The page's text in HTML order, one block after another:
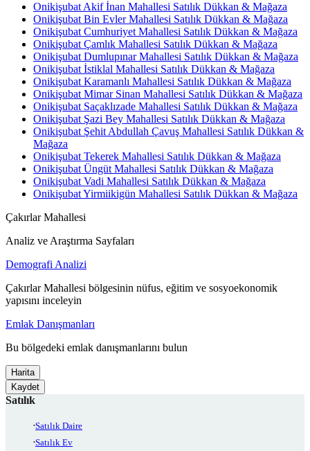
Onikişubat Akif İnan Mahallesi Satılık Dükkan & Mağaza
Onikişubat Bin Evler Mahallesi Satılık Dükkan & Mağaza
Onikişubat Cumhuriyet Mahallesi Satılık Dükkan & Mağaza
Onikişubat Çamlık Mahallesi Satılık Dükkan & Mağaza
Onikişubat Dumlupınar Mahallesi Satılık Dükkan & Mağaza
Onikişubat İstiklal Mahallesi Satılık Dükkan & Mağaza
Onikişubat Karamanlı Mahallesi Satılık Dükkan & Mağaza
Onikişubat Mimar Sinan Mahallesi Satılık Dükkan & Mağaza
Onikişubat Saçaklızade Mahallesi Satılık Dükkan & Mağaza
Onikişubat Şazi Bey Mahallesi Satılık Dükkan & Mağaza
Onikişubat Şehit Abdullah Çavuş Mahallesi Satılık Dükkan &
Mağaza
Onikişubat Tekerek Mahallesi Satılık Dükkan & Mağaza
Onikişubat Üngüt Mahallesi Satılık Dükkan & Mağaza
Onikişubat Vadi Mahallesi Satılık Dükkan & Mağaza
Onikişubat Yirmiikigün Mahallesi Satılık Dükkan & Mağaza
Çakırlar Mahallesi
Analiz ve Araştırma Sayfaları
Demografi Analizi
Çakırlar Mahallesi bölgesinin nüfus, eğitim ve sosyoekonomik
yapısını inceleyin
Emlak Danışmanları
Bu bölgedeki emlak danışmanlarını bulun
Harita
Kaydet
Satılık
Satılık Daire
Satılık Ev